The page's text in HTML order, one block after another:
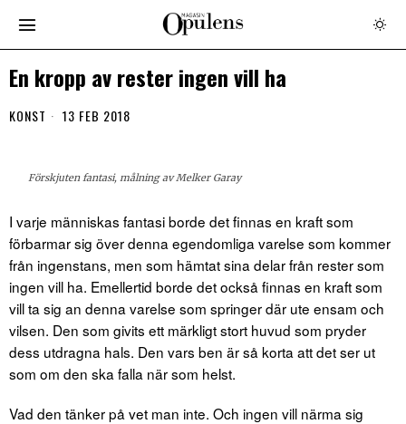
En kropp av rester ingen vill ha
KONST 13 FEB 2018
Förskjuten fantasi, målning av Melker Garay
I varje människas fantasi borde det finnas en kraft som
förbarmar sig över denna egendomliga varelse som kommer
från ingenstans, men som hämtat sina delar från rester som
ingen vill ha. Emellertid borde det också finnas en kraft som
vill ta sig an denna varelse som springer där ute ensam och
vilsen. Den som givits ett märkligt stort huvud som pryder
dess utdragna hals. Den vars ben är så korta att det ser ut
som om den ska falla när som helst.
Vad den tänker på vet man inte. Och ingen vill närma sig